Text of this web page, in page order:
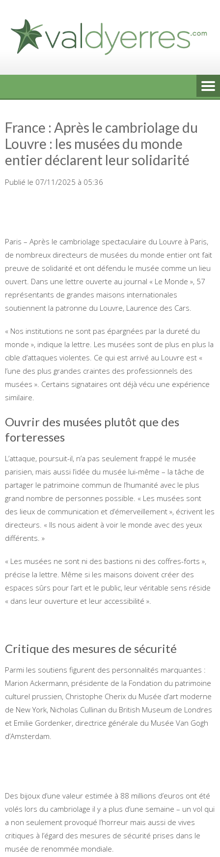
content
France : Après le cambriolage du
Louvre : les musées du monde
entier déclarent leur solidarité
Publié le 07/11/2025 à 05:36
Paris – Après le cambriolage spectaculaire du Louvre à Paris,
de nombreux directeurs de musées du monde entier ont fait
preuve de solidarité et ont défendu le musée comme un lieu
ouvert. Dans une lettre ouverte au journal « Le Monde », 57
représentants de grandes maisons internationales
soutiennent la patronne du Louvre, Laurence des Cars.
« Nos institutions ne sont pas épargnées par la dureté du
monde », indique la lettre. Les musées sont de plus en plus la
cible d’attaques violentes. Ce qui est arrivé au Louvre est «
l’une des plus grandes craintes des professionnels des
musées ». Certains signataires ont déjà vécu une expérience
similaire.
Ouvrir des musées plutôt que des
forteresses
L’attaque, poursuit-il, n’a pas seulement frappé le musée
parisien, mais aussi l’idée du musée lui-même – la tâche de
partager le patrimoine commun de l’humanité avec le plus
grand nombre de personnes possible. « Les musées sont
des lieux de communication et d’émerveillement », écrivent les
directeurs. « Ils nous aident à voir le monde avec des yeux
différents. »
« Les musées ne sont ni des bastions ni des coffres-forts »,
précise la lettre. Même si les maisons doivent créer des
espaces sûrs pour l’art et le public, leur véritable sens réside
« dans leur ouverture et leur accessibilité ».
Critique des mesures de sécurité
Parmi les soutiens figurent des personnalités marquantes :
Marion Ackermann, présidente de la Fondation du patrimoine
culturel prussien, Christophe Cherix du Musée d’art moderne
de New York, Nicholas Cullinan du British Museum de Londres
et Emilie Gordenker, directrice générale du Musée Van Gogh
d’Amsterdam.
Des bijoux d’une valeur estimée à 88 millions d’euros ont été
volés lors du cambriolage il y a plus d’une semaine – un vol qui
a non seulement provoqué l’horreur mais aussi de vives
critiques à l’égard des mesures de sécurité prises dans le
musée de renommée mondiale.